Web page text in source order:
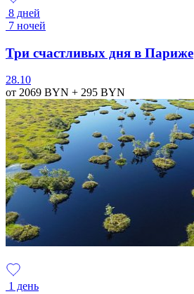
8 дней
7 ночей
Три счастливых дня в Париже
28.10
от 2069 BYN + 295 BYN
1 день